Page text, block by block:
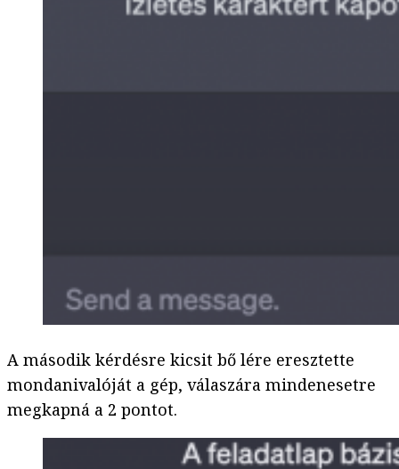
A második kérdésre kicsit bő lére eresztette
mondanivalóját a gép, válaszára mindenesetre
megkapná a 2 pontot.